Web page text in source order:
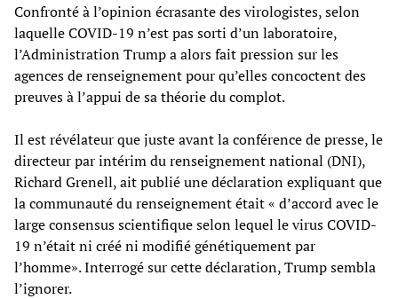
Confronté à l’opinion écrasante des virologistes, selon
laquelle COVID-19 n’est pas sorti d’un laboratoire,
l’Administration Trump a alors fait pression sur les
agences de renseignement pour qu’elles concoctent des
preuves à l’appui de sa théorie du complot.
Il est révélateur que juste avant la conférence de presse, le
directeur par intérim du renseignement national (DNI),
Richard Grenell, ait publié une déclaration expliquant que
la communauté du renseignement était « d’accord avec le
large consensus scientifique selon lequel le virus COVID-
19 n’était ni créé ni modifié génétiquement par
l’homme». Interrogé sur cette déclaration, Trump sembla
l’ignorer.